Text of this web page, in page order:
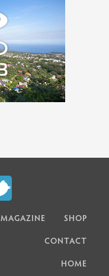
MAGAZINE SHOP
CONTACT
HOME